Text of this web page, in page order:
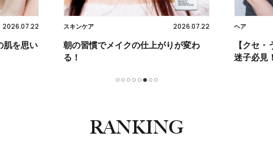
2026.07.22
肌を思い
スキンケア 2026.07.22
朝の習慣でメイクの仕上がりが変わ
る！
ヘア
【クセ
迷子必見
RANKING